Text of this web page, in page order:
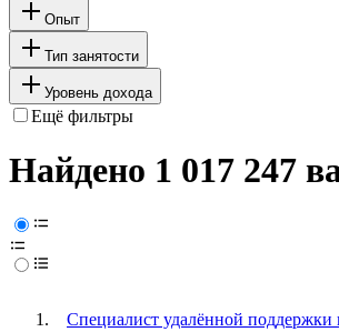
Опыт
Тип занятости
Уровень дохода
Ещё фильтры
Найдено 1 017 247
Специалист удалённой поддержки